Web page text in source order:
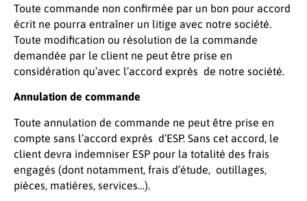
Toute commande non confirmée par un bon pour accord
écrit ne pourra entraîner un litige avec notre société.
Toute modification ou résolution de la commande
demandée par le client ne peut être prise en
considération qu’avec l’accord exprès de notre société.
Annulation de commande
Toute annulation de commande ne peut être prise en
compte sans l’accord exprès d’ESP. Sans cet accord, le
client devra indemniser ESP pour la totalité des frais
engagés (dont notamment, frais d’étude, outillages,
pièces, matières, services…).